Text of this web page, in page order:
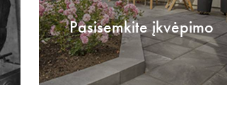
Pasisemkite įkvėpimo